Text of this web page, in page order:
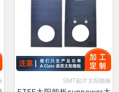
SMT贴片太阳能板